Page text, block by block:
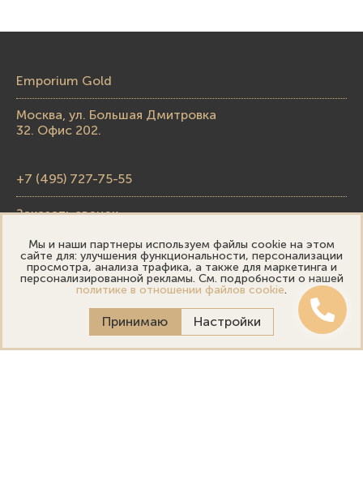
Emporium Gold
Москва, ул. Большая Дмитровка
32. Офис 202.
+7 (495) 727-75-55
Заказать звонок
skupka@emporiumgold.com
sale@emporiumgold.com
Режим работы:
Пн-Пт: 10:00–20:00
Мы и наши партнеры используем файлы cookie на этом
сайте для: улучшения функциональности, персонализации
просмотра, анализа трафика, а также для маркетинга и
персонализированной рекламы. См. подробности о нашей
политике в отношении файлов cookie.
Принимаю Настройки